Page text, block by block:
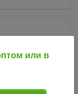
и 46*40 см
или в